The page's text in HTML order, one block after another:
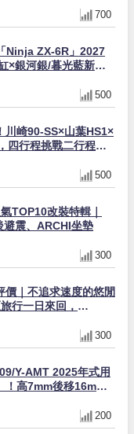
700
Ninja ZX-6R」2027
×銀河銀/暮光藍新色
500
川崎90-SS×山葉HS1×
四行程挑戰二行程的
500
TOP10改裝特輯｜
避震、ARCHI坐墊
300
｜不追求速度的悠閒
行一日來回，
300
Y-AMT 2025年式用
高7mm後移16mm
200